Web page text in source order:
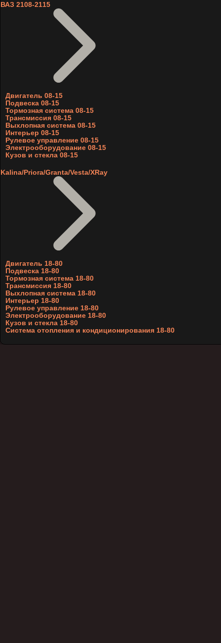
ВАЗ 2108-2115
Двигатель 08-15
Подвеска 08-15
Тормозная система 08-15
Трансмиссия 08-15
Выхлопная система 08-15
Интерьер 08-15
Рулевое управление 08-15
Электрооборудование 08-15
Кузов и стекла 08-15
Kalina/Priora/Granta/Vesta/XRay
Двигатель 18-80
Подвеска 18-80
Тормозная система 18-80
Трансмиссия 18-80
Выхлопная система 18-80
Интерьер 18-80
Рулевое управление 18-80
Электрооборудование 18-80
Кузов и стекла 18-80
Система отопления и кондиционирования 18-80